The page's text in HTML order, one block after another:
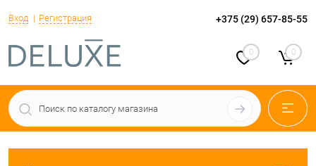
Вход Регистрация +375 (29) 657-85-55
0 0